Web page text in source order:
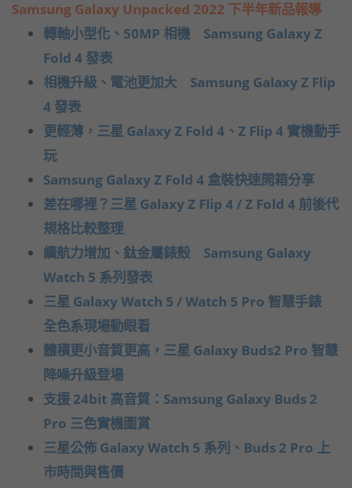
Samsung Galaxy Unpacked 2022 下半年新品報導
轉軸小型化、50MP 相機 Samsung Galaxy Z
Fold 4 發表
相機升級、電池更加大 Samsung Galaxy Z Flip
4 發表
更輕薄，三星 Galaxy Z Fold 4、Z Flip 4 實機動手
玩
Samsung Galaxy Z Fold 4 盒裝快速開箱分享
差在哪裡？三星 Galaxy Z Flip 4 / Z Fold 4 前後代
規格比較整理
續航力增加、鈦金屬錶殼 Samsung Galaxy
Watch 5 系列發表
三星 Galaxy Watch 5 / Watch 5 Pro 智慧手錶
全色系現場動眼看
體積更小音質更高，三星 Galaxy Buds2 Pro 智慧
降噪升級登場
支援 24bit 高音質：Samsung Galaxy Buds 2
Pro 三色實機圖賞
三星公佈 Galaxy Watch 5 系列、Buds 2 Pro 上
市時間與售價